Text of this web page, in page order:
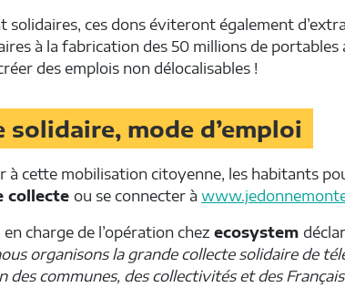
solidaires, ces dons éviteront également
à la fabrication des 50 millions de portables
des emplois non délocalisables !
solidaire, mode d’emploi
à cette mobilisation citoyenne, les habitants
collecte ou se connecter à
en charge de l’opération chez ecosystem
organisons la grande collecte solidaire de
des communes, des collectivités et des